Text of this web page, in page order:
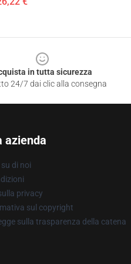
in tutta sicurezza
24/7 dai clic alla consegna
azienda
di noi
privacy
sul copyright
sulla trasparenza della catena